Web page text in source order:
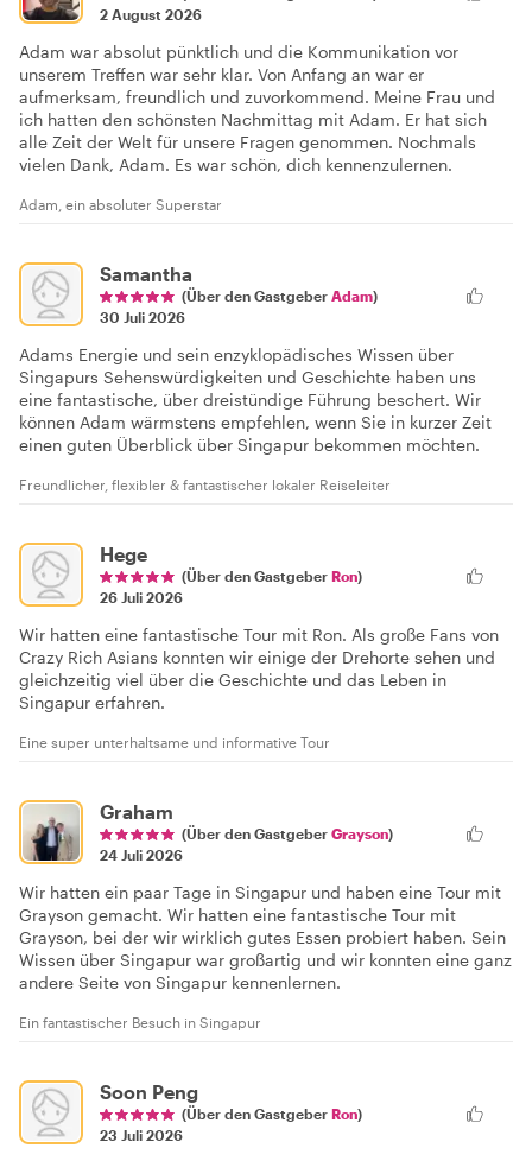
2 August 2026
Adam war absolut pünktlich und die Kommunikation vor
unserem Treffen war sehr klar. Von Anfang an war er
aufmerksam, freundlich und zuvorkommend. Meine Frau und
ich hatten den schönsten Nachmittag mit Adam. Er hat sich
alle Zeit der Welt für unsere Fragen genommen. Nochmals
vielen Dank, Adam. Es war schön, dich kennenzulernen.
Adam, ein absoluter Superstar
Samantha
(Über den Gastgeber Adam)
30 Juli 2026
Adams Energie und sein enzyklopädisches Wissen über
Singapurs Sehenswürdigkeiten und Geschichte haben uns
eine fantastische, über dreistündige Führung beschert. Wir
können Adam wärmstens empfehlen, wenn Sie in kurzer Zeit
einen guten Überblick über Singapur bekommen möchten.
Freundlicher, flexibler & fantastischer lokaler Reiseleiter
Hege
(Über den Gastgeber Ron)
26 Juli 2026
Wir hatten eine fantastische Tour mit Ron. Als große Fans von
Crazy Rich Asians konnten wir einige der Drehorte sehen und
gleichzeitig viel über die Geschichte und das Leben in
Singapur erfahren.
Eine super unterhaltsame und informative Tour
Graham
(Über den Gastgeber Grayson)
24 Juli 2026
Wir hatten ein paar Tage in Singapur und haben eine Tour mit
Grayson gemacht. Wir hatten eine fantastische Tour mit
Grayson, bei der wir wirklich gutes Essen probiert haben. Sein
Wissen über Singapur war großartig und wir konnten eine ganz
andere Seite von Singapur kennenlernen.
Ein fantastischer Besuch in Singapur
Soon Peng
(Über den Gastgeber Ron)
23 Juli 2026